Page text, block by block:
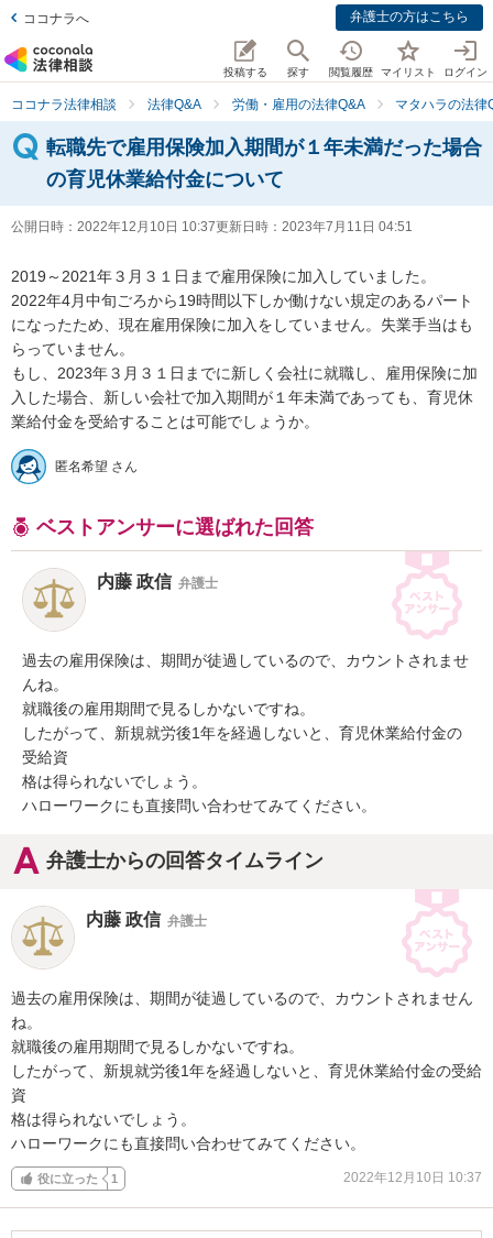
ココナラへ 弁護士の方はこちら
投稿する 探す 閲覧履歴 マイリスト ログイン
ココナラ法律相談 法律Q&A 労働・雇用の法律Q&A マタハラの法律
転職先で雇用保険加入期間が１年未満だった場合
の育児休業給付金について
公開日時： 2022年12月10日 10:37更新日時： 2023年7月11日 04:51
2019～2021年３月３１日まで雇用保険に加入していました。
2022年4月中旬ごろから19時間以下しか働けない規定のあるパート
になったため、現在雇用保険に加入をしていません。失業手当はも
らっていません。
もし、2023年３月３１日までに新しく会社に就職し、雇用保険に加
入した場合、新しい会社で加入期間が１年未満であっても、育児休
業給付金を受給することは可能でしょうか。
匿名希望 さん
ベストアンサーに選ばれた回答
内藤 政信 弁護士
過去の雇用保険は、期間が徒過しているので、カウントされませ
んね。
就職後の雇用期間で見るしかないですね。
したがって、新規就労後1年を経過しないと、育児休業給付金の
受給資
格は得られないでしょう。
ハローワークにも直接問い合わせてみてください。
弁護士からの回答タイムライン
内藤 政信 弁護士
過去の雇用保険は、期間が徒過しているので、カウントされません
ね。
就職後の雇用期間で見るしかないですね。
したがって、新規就労後1年を経過しないと、育児休業給付金の受給
資
格は得られないでしょう。
ハローワークにも直接問い合わせてみてください。
役に立った 1 2022年12月10日 10:37